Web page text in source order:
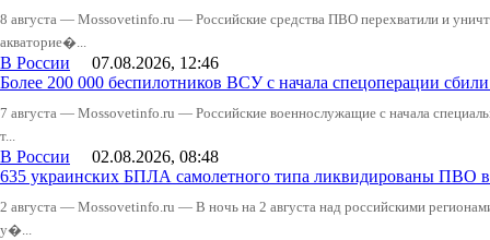
8 августа — Mossovetinfo.ru — Российские средства ПВО перехватили и
акваторие�...
В России 07.08.2026, 12:46
Более 200 000 беспилотников ВСУ с начала спецоперации
7 августа — Mossovetinfo.ru — Российские военнослужащие с начала
т...
В России 02.08.2026, 08:48
635 украинских БПЛА самолетного типа ликвидированы ПВО
2 августа — Mossovetinfo.ru — В ночь на 2 августа над российскими
у�...